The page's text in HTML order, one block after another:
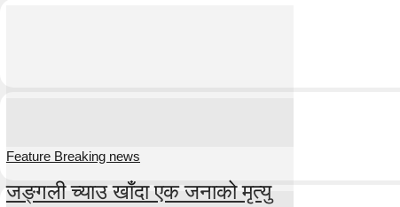
Feature Breaking news
जङ्गली च्याउ खाँदा एक जनाको मृत्यु